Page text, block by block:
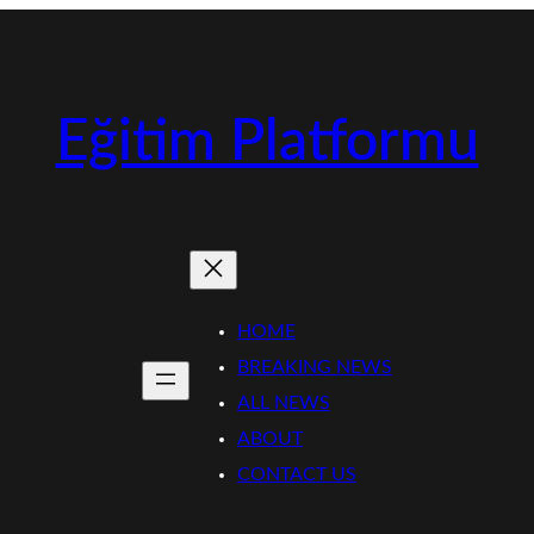
Eğitim Platformu
HOME
BREAKING NEWS
ALL NEWS
ABOUT
CONTACT US